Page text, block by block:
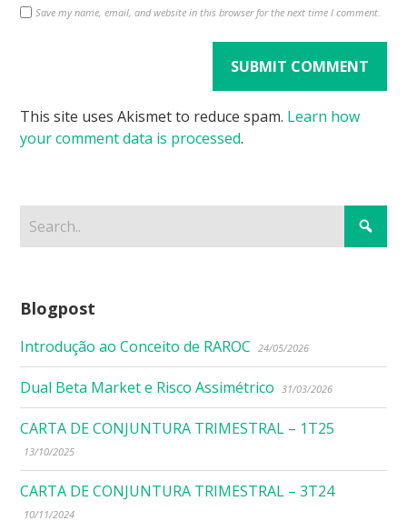
Save my name, email, and website in this browser for the next time I comment.
This site uses Akismet to reduce spam. Learn how
your comment data is processed.
Blogpost
Introdução ao Conceito de RAROC 24/05/2026
Dual Beta Market e Risco Assimétrico 31/03/2026
CARTA DE CONJUNTURA TRIMESTRAL – 1T25
13/10/2025
CARTA DE CONJUNTURA TRIMESTRAL – 3T24
10/11/2024